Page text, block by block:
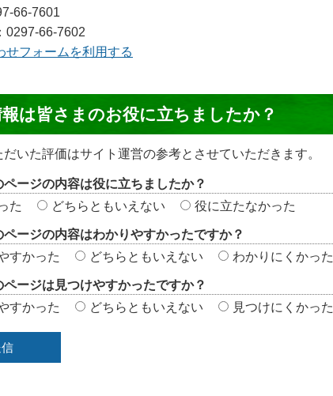
66-7601
0297-66-7602
せフォームを利用する
は皆さまのお役に立ちましたか？
だいた評価はサイト運営の参考とさせていただきます。
ージの内容は役に立ちましたか？
た
どちらともいえない 役に立たなかった
ージの内容はわかりやすかったですか？
すかった
どちらともいえない わかりにくかった
ージは見つけやすかったですか？
すかった
どちらともいえない 見つけにくかった